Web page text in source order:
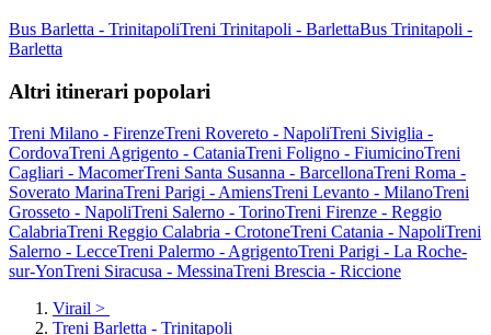
Bus Barletta - TrinitapoliTreni Trinitapoli - BarlettaBus Trinitapoli -
Barletta
Altri itinerari popolari
Treni Milano - FirenzeTreni Rovereto - NapoliTreni Siviglia -
CordovaTreni Agrigento - CataniaTreni Foligno - FiumicinoTreni
Cagliari - MacomerTreni Santa Susanna - BarcellonaTreni Roma -
Soverato MarinaTreni Parigi - AmiensTreni Levanto - MilanoTreni
Grosseto - NapoliTreni Salerno - TorinoTreni Firenze - Reggio
CalabriaTreni Reggio Calabria - CrotoneTreni Catania - NapoliTreni
Salerno - LecceTreni Palermo - AgrigentoTreni Parigi - La Roche-
sur-YonTreni Siracusa - MessinaTreni Brescia - Riccione
Virail >
Treni Barletta - Trinitapoli